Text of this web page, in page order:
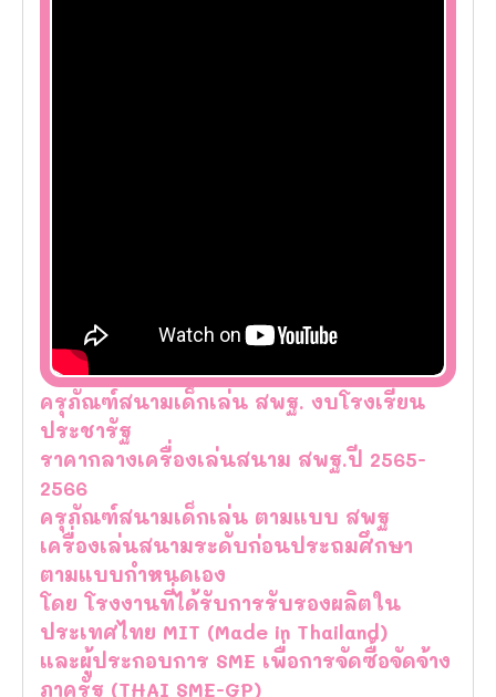
ครุภัณฑ์สนามเด็กเล่น สพฐ. งบโรงเรียน
ประชารัฐ
ราคากลางเครื่องเล่นสนาม สพฐ.ปี 2565-
2566
ครุภัณฑ์สนามเด็กเล่น ตามแบบ สพฐ
เครื่องเล่นสนามระดับก่อนประถมศึกษา
ตามแบบกำหนดเอง
โดย โรงงานที่ได้รับการรับรองผลิตใน
ประเทศไทย MIT (Made in Thailand)
และผู้ประกอบการ SME เพื่อการจัดซื้อจัดจ้าง
ภาครัฐ (THAI SME-GP)